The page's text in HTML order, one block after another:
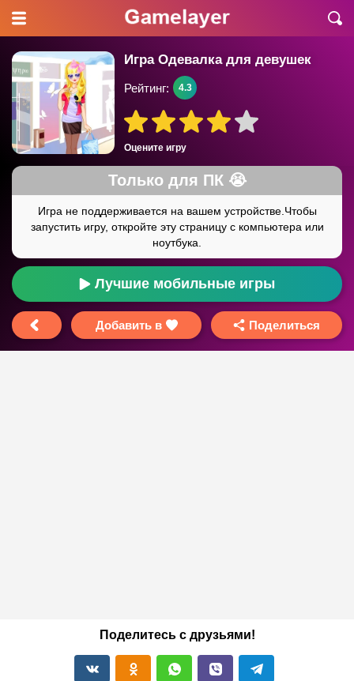
Игра Одевалка для девушек
Оцените игру
Рейтинг: 4.3
Лучшие мобильные игры
Добавить в Поделиться
Поделитесь с друзьями!